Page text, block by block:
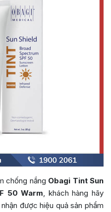
chống nắng Obagi Tint Sun
50 Warm, khách hàng hãy
được hiệu quả sản phẩm